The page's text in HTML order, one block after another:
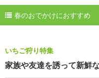
春のおでかけにおすすめ
いちご狩り特集
家族や友達を誘って新鮮